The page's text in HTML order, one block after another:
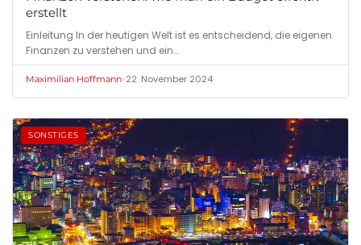
erstellt
Einleitung In der heutigen Welt ist es entscheidend, die eigenen
Finanzen zu verstehen und ein…
Maximilian Hoffmann•22. November 2024
SONSTIGES